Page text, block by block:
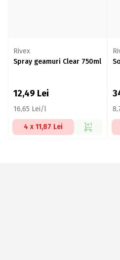
Rivex
Spray geamuri Clear 750ml
12,49 Lei
16,65 Lei/l
4 x 11,87 Lei